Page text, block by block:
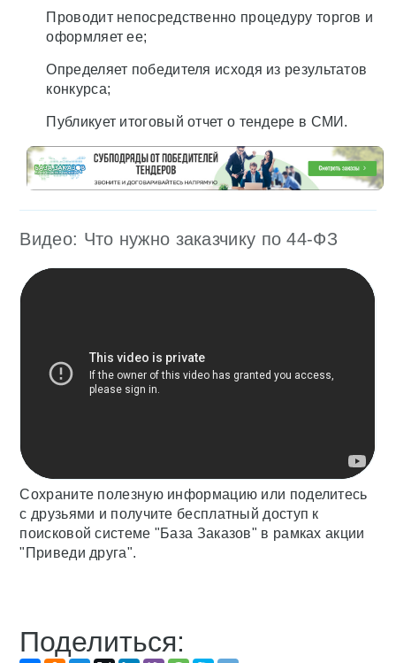
Проводит непосредственно процедуру торгов и
оформляет ее;
Определяет победителя исходя из результатов
конкурса;
Публикует итоговый отчет о тендере в СМИ.
Видео: Что нужно заказчику по 44-ФЗ
Сохраните полезную информацию или поделитесь
с друзьями и получите бесплатный доступ к
поисковой системе "База Заказов" в рамках акции
"Приведи друга".
Поделиться: